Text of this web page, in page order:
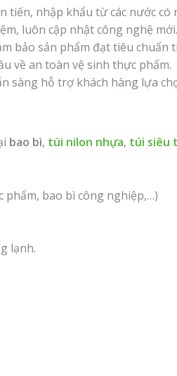
tiến, nhập khẩu từ các nước
luôn cập nhật công nghệ mới.
bảo sản phẩm đạt tiêu chuẩn
về an toàn vệ sinh thực phẩm.
sàng hỗ trợ khách hàng lựa
bao bì, túi nilon nhựa, túi siêu
phẩm, bao bì công nghiệp,…)
lạnh.